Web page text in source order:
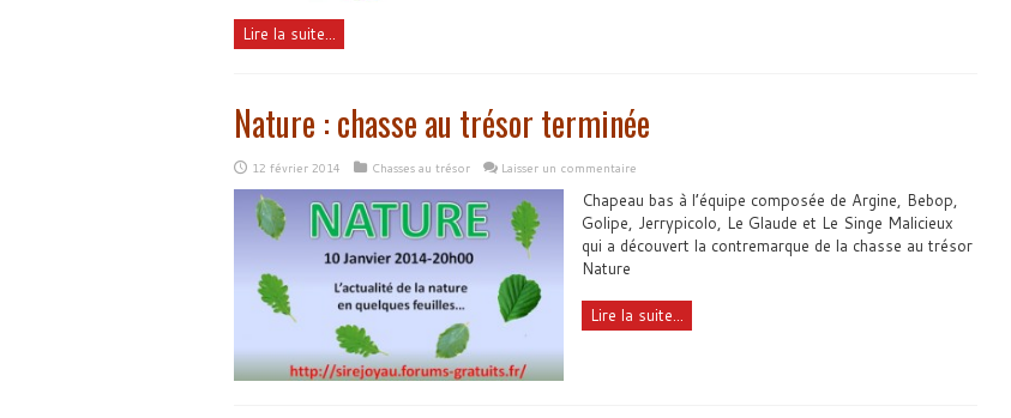
Lire la suite...
Nature : chasse au trésor terminée
12 février 2014 Chasses au trésor Laisser un commentaire
Chapeau bas à l’équipe composée de Argine, Bebop,
Golipe, Jerrypicolo, Le Glaude et Le Singe Malicieux
qui a découvert la contremarque de la chasse au trésor
Nature
Lire la suite...